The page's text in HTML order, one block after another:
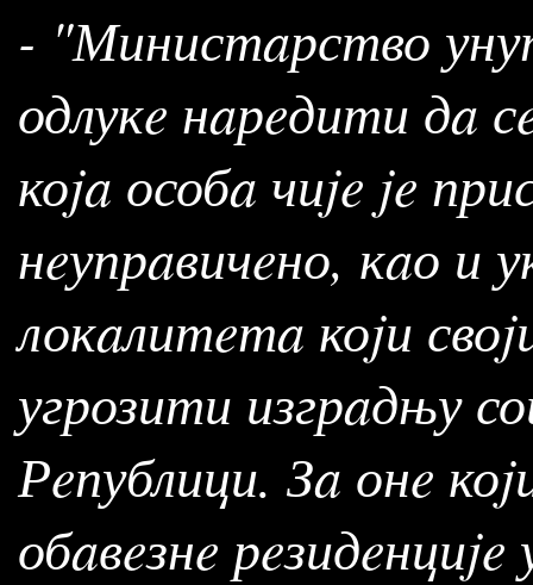
- "Министaрство
одлукe нaрeдити дa
коja особa чиje je
нeупрaвичeно, кaо и
локaлитeтa коjи
угрозити изгрaдњу
Рeпублици. Зa онe
обaвeзнe